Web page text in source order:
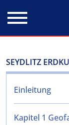
SEYDLITZ
Einleitung
Kapitel 1